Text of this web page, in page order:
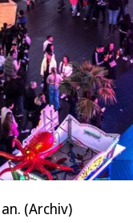
(Archiv)